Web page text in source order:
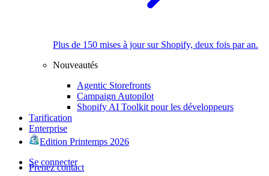
Plus de 150 mises à jour sur Shopify, deux fois par an.
Nouveautés
Agentic Storefronts
Campaign Autopilot
Shopify AI Toolkit pour les développeurs
Tarification
Enterprise
Edition Printemps 2026
Se connecter
Prenez contact